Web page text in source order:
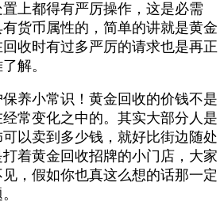
置上都得有严厉操作，这是必需
货币属性的，简单的讲就是黄金
收时有过多严厉的请求也是再正
解。
养小常识！黄金回收的价钱不是
常变化之中的。其实大部分人是
以卖到多少钱，就好比街边随处
着黄金回收招牌的小门店，大家
，假如你也真这么想的话那一定